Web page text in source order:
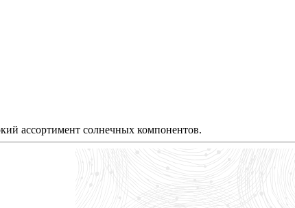
ассортимент солнечных компонентов.